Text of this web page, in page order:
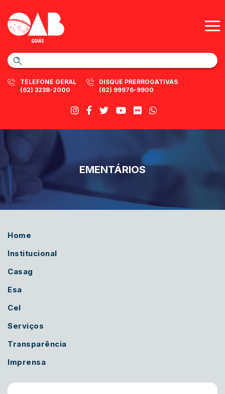
TELEFONE GERAL
(62) 3238-2000
DISQUE PRERROGATIVAS
(62) 99976-9900
EMENTÁRIOS
Home
Institucional
Casag
Esa
Cel
Serviços
Transparência
Imprensa